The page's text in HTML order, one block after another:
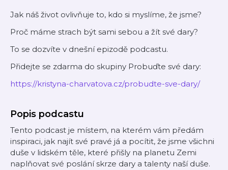
Jak náš život ovlivňuje to, kdo si myslíme, že jsme?
Proč máme strach být sami sebou a žít své dary?
To se dozvíte v dnešní epizodě podcastu.
Přidejte se zdarma do skupiny Probuďte své dary:
https://kristyna-charvatova.cz/probudte-sve-dary/
Popis podcastu
Tento podcast je místem, na kterém vám předám
inspiraci, jak najít své pravé já a pocítit, že jsme všichni
duše v lidském těle, které přišly na planetu Zemi
naplňovat své poslání skrze dary a talenty naší duše.